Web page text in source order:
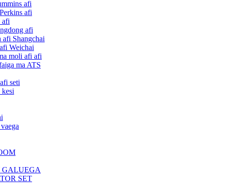
afi
afi
afi
afi
afi Shangchai
Weichai
moli afi afi
ma ATS
seti
kesi
GALUEGA
SET